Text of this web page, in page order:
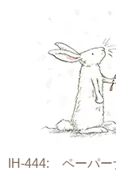
IH-444: ペーパ